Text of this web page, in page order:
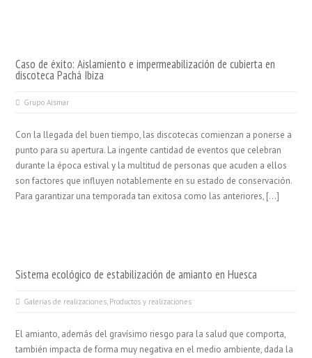
Caso de éxito: Aislamiento e impermeabilización de cubierta en
discoteca Pachá Ibiza
Grupo Aismar
Con la llegada del buen tiempo, las discotecas comienzan a ponerse a
punto para su apertura. La ingente cantidad de eventos que celebran
durante la época estival y la multitud de personas que acuden a ellos
son factores que influyen notablemente en su estado de conservación.
Para garantizar una temporada tan exitosa como las anteriores, […]
Sistema ecológico de estabilización de amianto en Huesca
Galerías de realizaciones, Productos y realizaciones
El amianto, además del gravísimo riesgo para la salud que comporta,
también impacta de forma muy negativa en el medio ambiente, dada la